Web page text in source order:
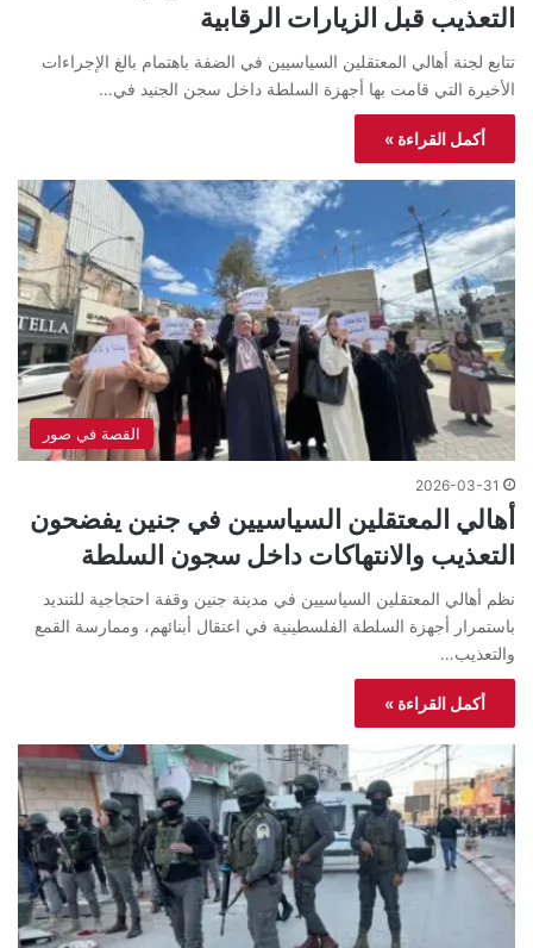
التعذيب قبل الزيارات الرقابية
تتابع لجنة أهالي المعتقلين السياسيين في الضفة باهتمام بالغ الإجراءات
الأخيرة التي قامت بها أجهزة السلطة داخل سجن الجنيد في…
أكمل القراءة »
القصة في صور
2026-03-31
أهالي المعتقلين السياسيين في جنين يفضحون
التعذيب والانتهاكات داخل سجون السلطة
نظم أهالي المعتقلين السياسيين في مدينة جنين وقفة احتجاجية للتنديد
باستمرار أجهزة السلطة الفلسطينية في اعتقال أبنائهم، وممارسة القمع
والتعذيب…
أكمل القراءة »